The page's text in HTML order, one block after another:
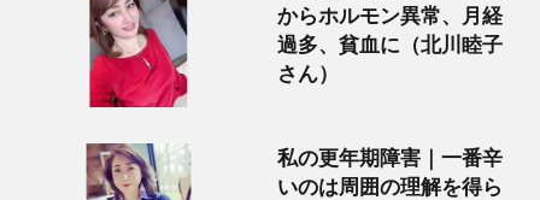
からホルモン異常、月経
過多、貧血に（北川睦子
さん）
私の更年期障害｜一番辛
いのは周囲の理解を得ら